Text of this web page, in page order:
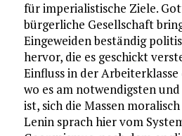
für imperialistische Ziele.
bürgerliche Gesellschaft
Eingeweiden beständig
hervor, die es geschickt
Einfluss in der
wo es am notwendigsten
ist, sich die Massen
Lenin sprach hier vom